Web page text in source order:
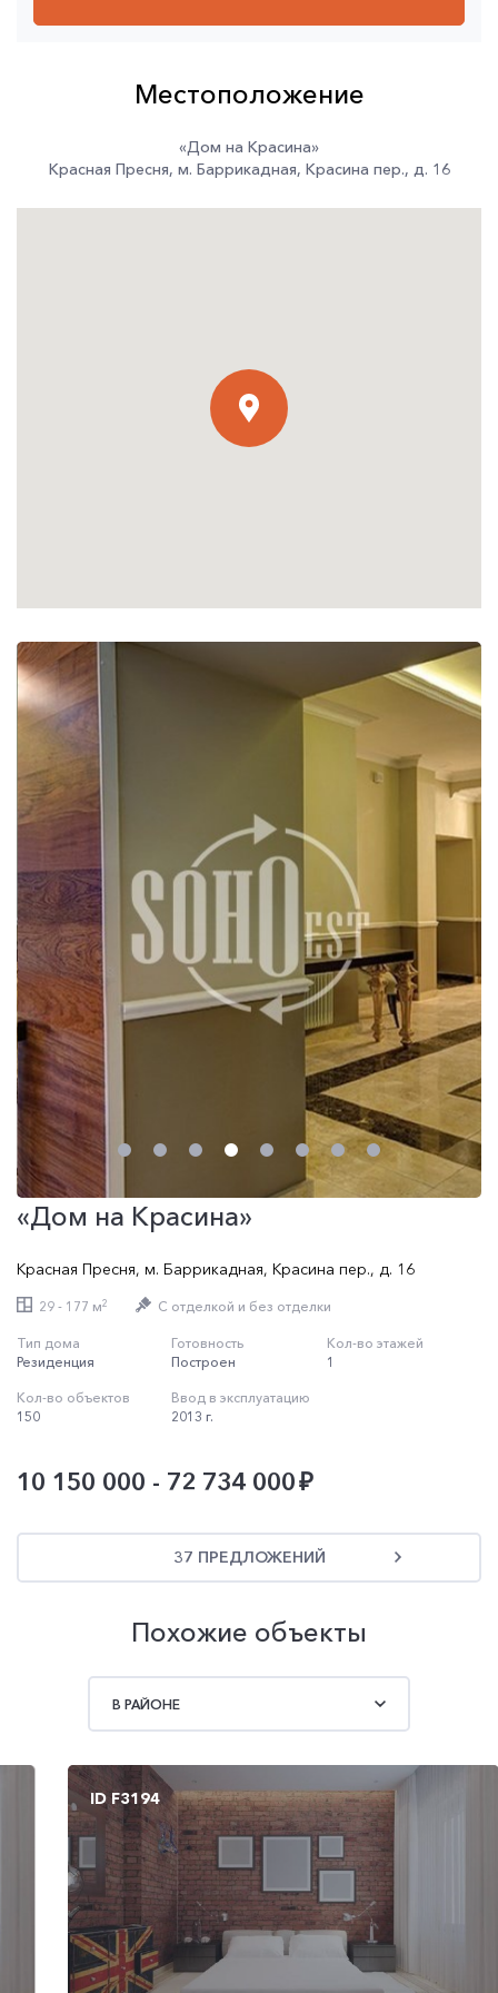
Местоположение
«Дом на Красина»
Красная Пресня, м. Баррикадная, Красина пер., д. 16
«Дом на Красина»
Красная Пресня, м. Баррикадная, Красина пер., д. 16
29 - 177 м2 C отделкой и без отделки
Тип дома
Резиденция
Готовность
Построен
Кол-во этажей
1
Кол-во объектов
150
Ввод в эксплуатацию
2013 г.
10 150 000 - 72 734 000
37 ПРЕДЛОЖЕНИЙ
Похожие объекты
В РАЙОНЕ
ID F3194
ID F3193ID F3204